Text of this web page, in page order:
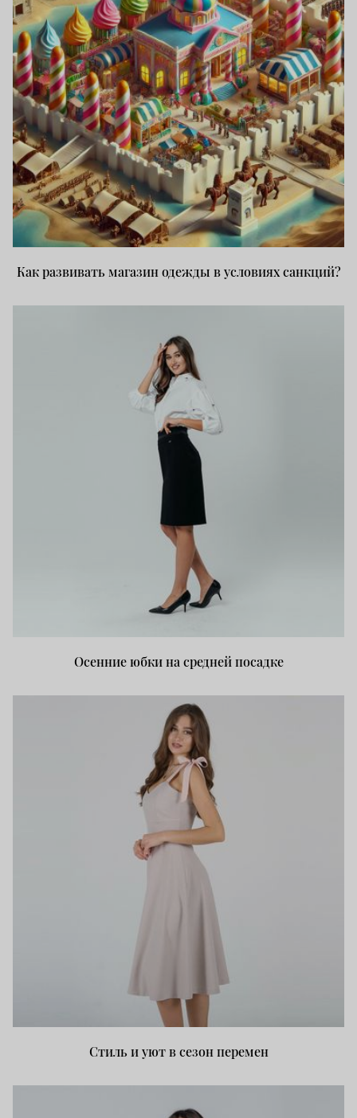
Как развивать магазин одежды в условиях санкций?
Осенние юбки на средней посадке
Стиль и уют в сезон перемен